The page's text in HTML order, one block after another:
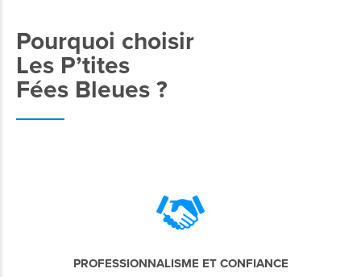
Pourquoi choisir
Les P’tites
Fées Bleues ?
PROFESSIONNALISME ET CONFIANCE